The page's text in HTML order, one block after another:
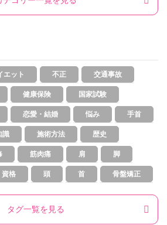
エット 不正 交通事故
健康保険 国家試験
恋愛・結婚 悩み 手首
識 施術方法 歴史
筋肉痛 肩 脚
資格 頭 首 骨盤矯正
タグ一覧を見る